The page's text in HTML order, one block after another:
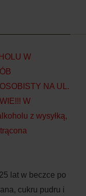
W
NA UL.
W
z wysyłką,
lat w beczce po
cukru pudru i